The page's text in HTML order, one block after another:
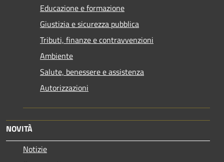
Educazione e formazione
Giustizia e sicurezza pubblica
Tributi, finanze e contravvenzioni
Ambiente
Salute, benessere e assistenza
Autorizzazioni
NOVITÀ
Notizie